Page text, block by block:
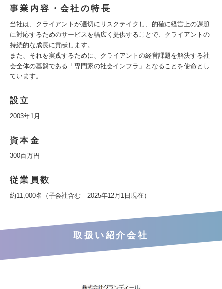
事業内容・会社の特長
当社は、クライアントが適切にリスクテイクし、的確に経営上の課題
に対応するためのサービスを幅広く提供することで、クライアントの
持続的な成長に貢献します。
また、それを実践するために、クライアントの経営課題を解決する社
会全体の基盤である「専門家の社会インフラ」となることを使命とし
ています。
設立
2003年1月
資本金
300百万円
従業員数
約11,000名（子会社含む 2025年12月1日現在）
取扱い紹介会社